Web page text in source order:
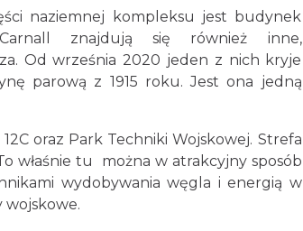
naziemnej kompleksu jest budynek
znajdują się również inne,
Od września 2020 jeden z nich kryje
parową z 1915 roku. Jest ona jedną
oraz Park Techniki Wojskowej. Strefa
właśnie tu można w atrakcyjny sposób
wydobywania węgla i energią w
wojskowe.